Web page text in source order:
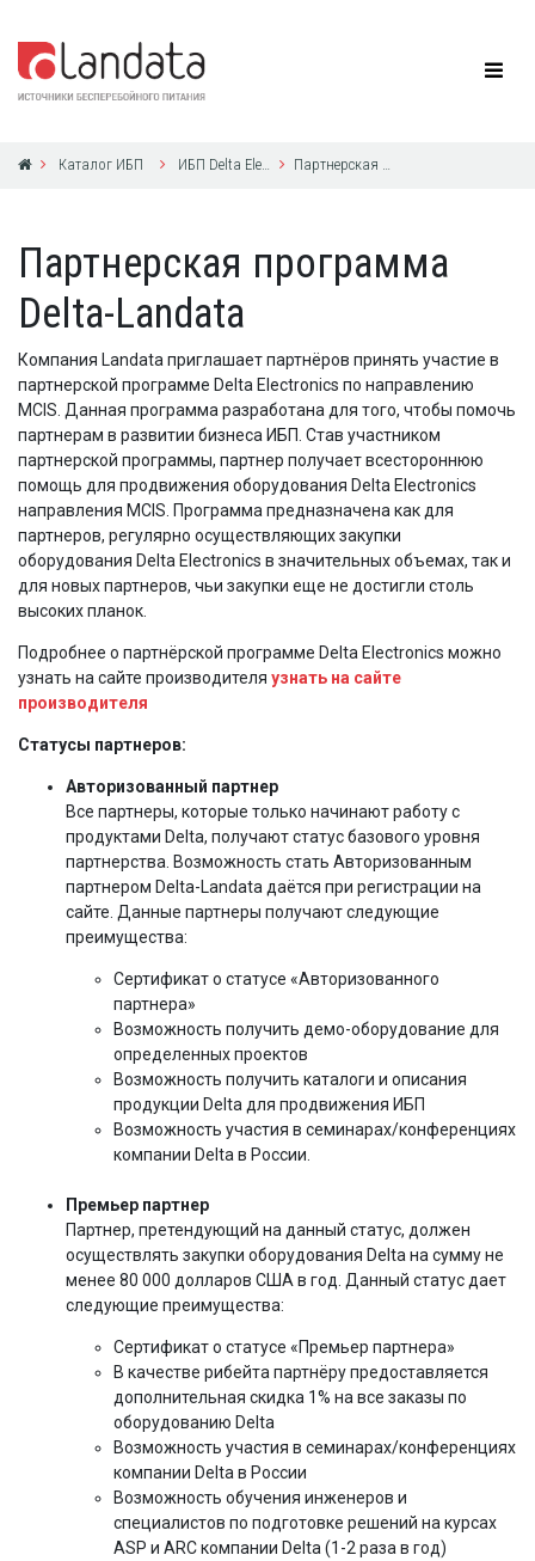
Каталог ИБП ИБП Delta Electronics Партнерская программа Delta-Landata
Партнерская программа
Delta-Landata
Компания Landata приглашает партнёров принять участие в
партнерской программе Delta Electronics по направлению
MCIS. Данная программа разработана для того, чтобы помочь
партнерам в развитии бизнеса ИБП. Став участником
партнерской программы, партнер получает всестороннюю
помощь для продвижения оборудования Delta Electronics
направления MCIS. Программа предназначена как для
партнеров, регулярно осуществляющих закупки
оборудования Delta Electronics в значительных объемах, так и
для новых партнеров, чьи закупки еще не достигли столь
высоких планок.
Подробнее о партнёрской программе Delta Electronics можно
узнать на сайте производителя узнать на сайте
производителя
Статусы партнеров:
Авторизованный партнер
Все партнеры, которые только начинают работу с
продуктами Delta, получают статус базового уровня
партнерства. Возможность стать Авторизованным
партнером Delta-Landata даётся при регистрации на
сайте. Данные партнеры получают следующие
преимущества:
Сертификат о статусе «Авторизованного
партнера»
Возможность получить демо-оборудование для
определенных проектов
Возможность получить каталоги и описания
продукции Delta для продвижения ИБП
Возможность участия в семинарах/конференциях
компании Delta в России.
Премьер партнер
Партнер, претендующий на данный статус, должен
осуществлять закупки оборудования Delta на сумму не
менее 80 000 долларов США в год. Данный статус дает
следующие преимущества:
Сертификат о статусе «Премьер партнера»
В качестве рибейта партнёру предоставляется
дополнительная скидка 1% на все заказы по
оборудованию Delta
Возможность участия в семинарах/конференциях
компании Delta в России
Возможность обучения инженеров и
специалистов по подготовке решений на курсах
ASP и ARC компании Delta (1-2 раза в год)